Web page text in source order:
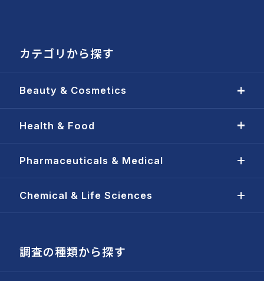
カテゴリから探す
Beauty & Cosmetics
Health & Food
Pharmaceuticals & Medical
Chemical & Life Sciences
調査の種類から探す